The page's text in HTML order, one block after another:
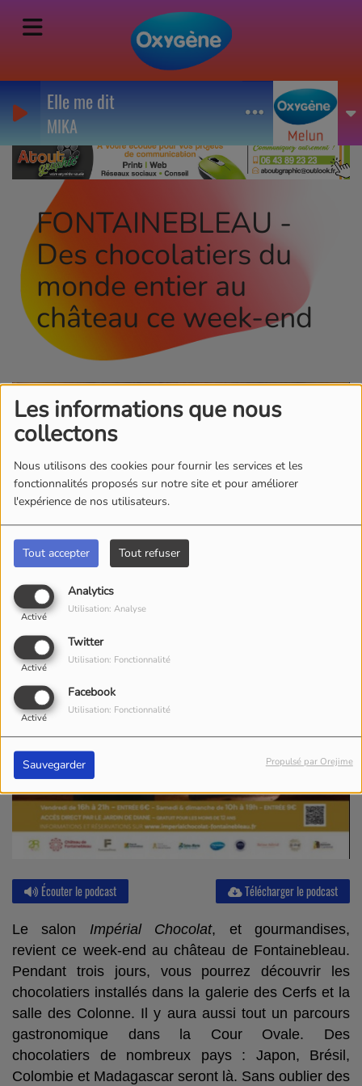
Les informations que nous
collectons
Nous utilisons des cookies pour fournir les services et les
fonctionnalités proposés sur notre site et pour améliorer
l'expérience de nos utilisateurs.
Tout accepter Tout refuser
Analytics
Activé
Utilisation: Analyse
Twitter
Activé
Utilisation: Fonctionnalité
Facebook
Activé
Utilisation: Fonctionnalité
Sauvegarder Propulsé par Orejime
Elle me dit
MIKA
FONTAINEBLEAU -
Des chocolatiers du
monde entier au
château ce week-end
Écouter le podcast Télécharger le podcast
Le salon Impérial Chocolat, et gourmandises,
revient ce week-end au château de Fontainebleau.
Pendant trois jours, vous pourrez découvrir les
chocolatiers installés dans la galerie des Cerfs et la
salle des Colonne. Il y aura aussi tout un parcours
gastronomique dans la Cour Ovale. Des
chocolatiers de nombreux pays : Japon, Brésil,
Colombie et Madagascar seront là. Sans oublier des